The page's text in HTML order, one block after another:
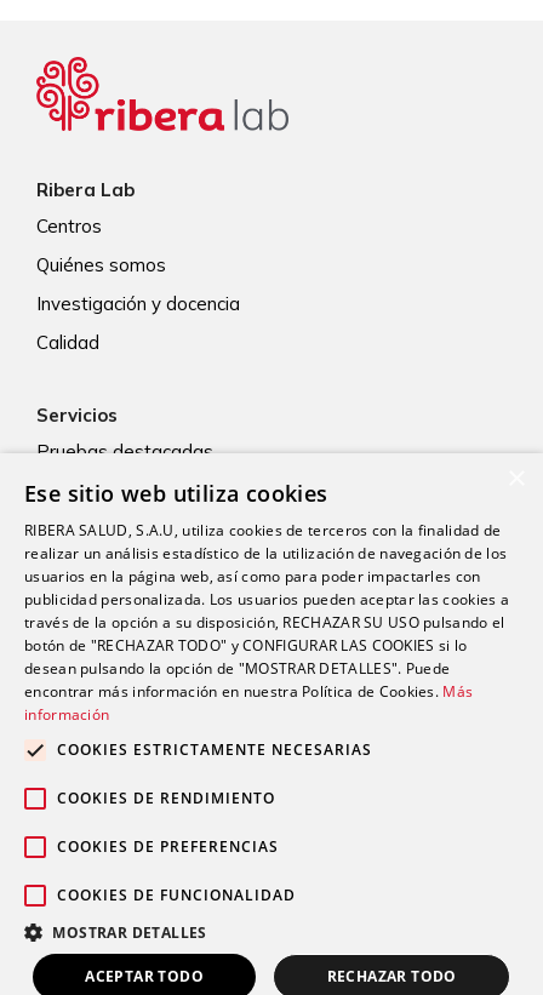
Ribera Lab
Centros
Quiénes somos
Investigación y docencia
Calidad
Servicios
Pruebas destacadas
Diagnóstico clínico
Volantes de petición
Asesoramiento a profesionales
Catálogo de pruebas
Contacto
© 2026 Grupo Sanitario Ribera
Aviso legal|Política de privacidad Política de cookies
Canal
Ese sitio web utiliza cookies
RIBERA SALUD, S.A.U, utiliza cookies de terceros con la finalidad de
realizar un análisis estadístico de la utilización de navegación de los
usuarios en la página web, así como para poder impactarles con
publicidad personalizada. Los usuarios pueden aceptar las cookies a
través de la opción a su disposición, RECHAZAR SU USO pulsando el
botón de "RECHAZAR TODO" y CONFIGURAR LAS COOKIES si lo
desean pulsando la opción de "MOSTRAR DETALLES". Puede
encontrar más información en nuestra Política de Cookies. Más
información
COOKIES ESTRICTAMENTE NECESARIAS
COOKIES DE RENDIMIENTO
COOKIES DE PREFERENCIAS
COOKIES DE FUNCIONALIDAD
MOSTRAR DETALLES
ACEPTAR TODO RECHAZAR TODO